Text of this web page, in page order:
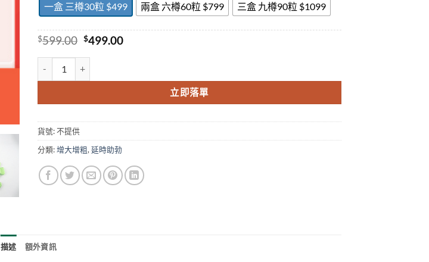
一盒 三樽30粒 $499 兩盒 六樽60粒 $799 三盒 九樽90粒 $1099
$599.00 Original
was:
$599.00.
$499.00Current
立即落單
貨號:不提供
分類:增大增粗, 延時助勃
描述 額外資訊